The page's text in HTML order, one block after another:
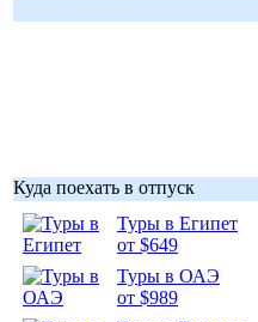
Куда поехать в отпуск
Туры в Египет
от $649
Туры в ОАЭ
от $989